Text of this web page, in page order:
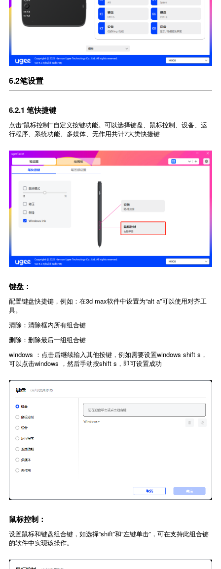
6.2笔设置
6.2.1 笔快捷键
点击“鼠标控制“”自定义按键功能。可以选择键盘、鼠标控制、设备、运
行程序、系统功能、多媒体、无作用共计7大类快捷键
键盘：
配置键盘快捷键，例如：在3d max软件中设置为“alt a”可以使用对齐工
具。
清除：清除框内所有组合键
删除：删除最后一组组合键
windows ：点击后继续输入其他按键，例如需要设置windows shift s，
可以点击windows ，然后手动按shift s，即可设置成功
鼠标控制：
设置鼠标和键盘组合键，如选择“shift”和“左键单击”，可在支持此组合键
的软件中实现该操作。